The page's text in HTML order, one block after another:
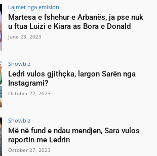
Lajmet nga emisioni
Martesa e fshehur e Arbanës, ja pse nuk
u ftua Luizi e Kiara as Bora e Donald
June 23, 2023
Showbiz
Ledri vulos gjithçka, largon Sarën nga
Instagrami?
October 22, 2023
Showbiz
Më në fund e ndau mendjen, Sara vulos
raportin me Ledrin
October 27, 2023